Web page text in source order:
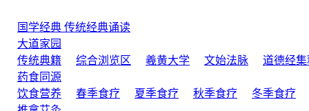
国学经典 传统经典诵读
大道家园
传统典籍
综合浏览区 羲黄大学 文始法脉
道德经集
药食同源
饮食营养
春季食疗 夏季食疗 秋季食疗 冬季食疗